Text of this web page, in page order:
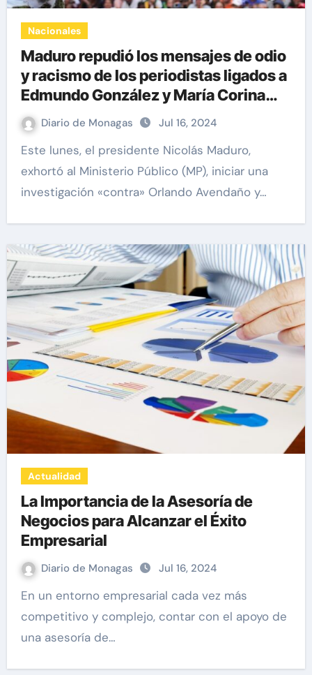
Nacionales
Maduro repudió los mensajes de odio
y racismo de los periodistas ligados a
Edmundo González y María Corina
Machado
Diario de Monagas Jul 16, 2024
Este lunes, el presidente Nicolás Maduro,
exhortó al Ministerio Público (MP), iniciar una
investigación «contra» Orlando Avendaño y…
Actualidad
La Importancia de la Asesoría de
Negocios para Alcanzar el Éxito
Empresarial
Diario de Monagas Jul 16, 2024
En un entorno empresarial cada vez más
competitivo y complejo, contar con el apoyo de
una asesoría de…